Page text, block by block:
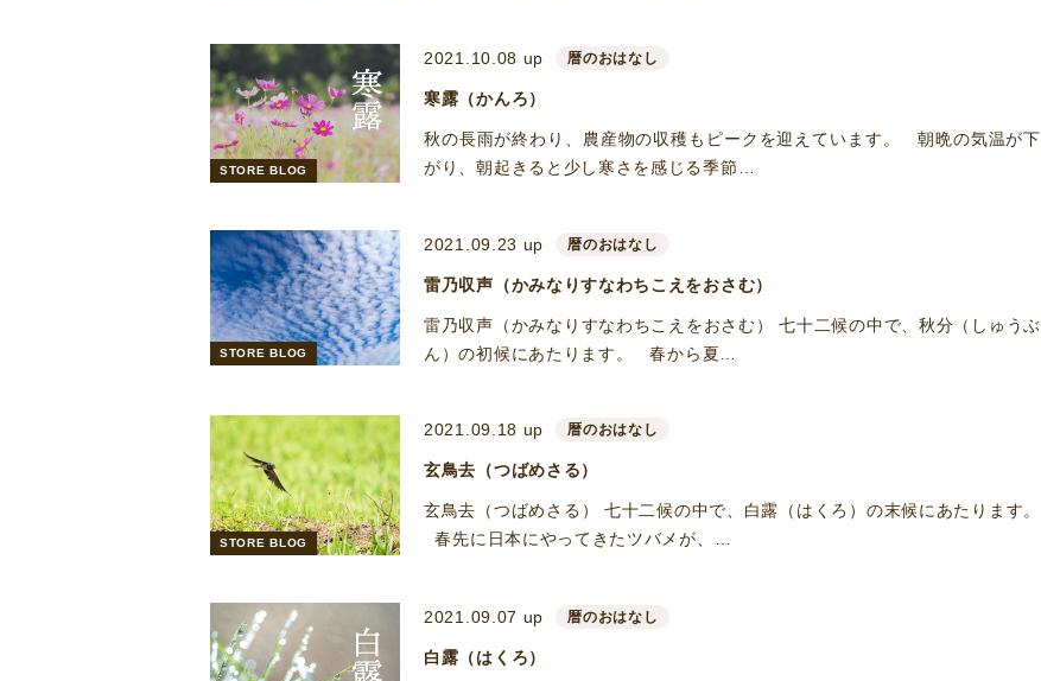
STORE BLOG
2021.10.08 up 暦のおはなし
寒露（かんろ）
秋の長雨が終わり、農産物の収穫もピークを迎えています。 朝晩の気温が下
がり、朝起きると少し寒さを感じる季節…
STORE BLOG
2021.09.23 up 暦のおはなし
雷乃収声（かみなりすなわちこえをおさむ）
雷乃収声（かみなりすなわちこえをおさむ） 七十二候の中で、秋分（しゅうぶ
ん）の初候にあたります。 春から夏…
STORE BLOG
2021.09.18 up 暦のおはなし
玄鳥去（つばめさる）
玄鳥去（つばめさる） 七十二候の中で、白露（はくろ）の末候にあたります。
春先に日本にやってきたツバメが、…
2021.09.07 up 暦のおはなし
白露（はくろ）